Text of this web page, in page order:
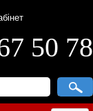
50 78